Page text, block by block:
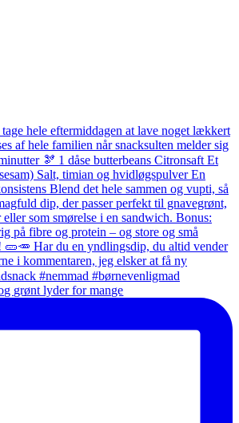
grønt lyder for mange